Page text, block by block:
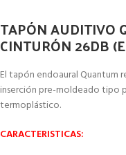
TAPÓN AUDITIVO
CINTURÓN 26DB
El tapón endoaural
inserción pre-moldeado tipo
termoplástico.
CARACTERISTICAS: